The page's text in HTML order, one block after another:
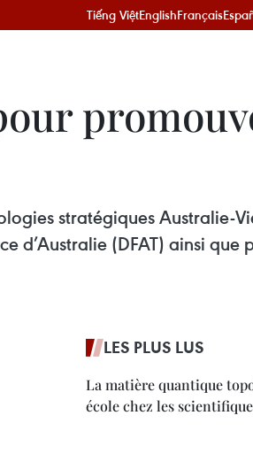
Tiếng ViệtEnglishFrançais
stratégiques Australie-
d’Australie (DFAT) ainsi que
LES PLUS LUS
La matière quantique
école chez les